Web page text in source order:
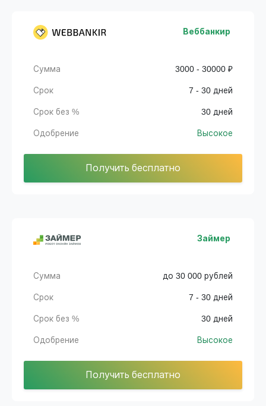
Веббанкир
Сумма 3000 - 30000 ₽
Срок 7 - 30 дней
Срок без % 30 дней
Одобрение Высокое
Получить бесплатно
Займер
Сумма до 30 000 рублей
Срок 7 - 30 дней
Срок без % 30 дней
Одобрение Высокое
Получить бесплатно